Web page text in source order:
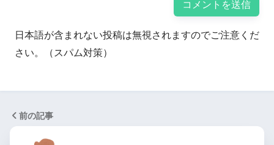
日本語が含まれない投稿は無視されますのでご注意くだ
さい。（スパム対策）
前の記事